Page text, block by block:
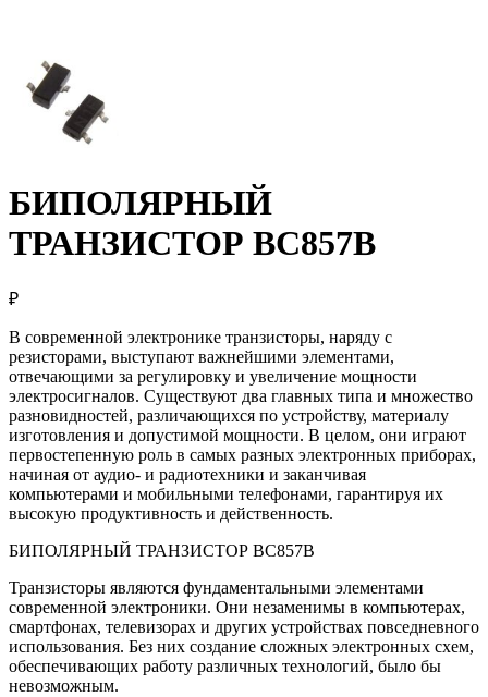
БИПОЛЯРНЫЙ
ТРАНЗИСТОР BC857B
₽
В современной электронике транзисторы, наряду с
резисторами, выступают важнейшими элементами,
отвечающими за регулировку и увеличение мощности
электросигналов. Существуют два главных типа и множество
разновидностей, различающихся по устройству, материалу
изготовления и допустимой мощности. В целом, они играют
первостепенную роль в самых разных электронных приборах,
начиная от аудио- и радиотехники и заканчивая
компьютерами и мобильными телефонами, гарантируя их
высокую продуктивность и действенность.
БИПОЛЯРНЫЙ ТРАНЗИСТОР BC857B
Транзисторы являются фундаментальными элементами
современной электроники. Они незаменимы в компьютерах,
смартфонах, телевизорах и других устройствах повседневного
использования. Без них создание сложных электронных схем,
обеспечивающих работу различных технологий, было бы
невозможным.